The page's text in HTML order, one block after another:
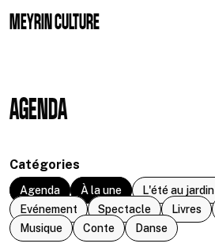
MEYRIN CULTURE
AGENDA
Catégories
Agenda À la une L'été au
Evénement
Spectacle Livres
Musique
Conte Danse